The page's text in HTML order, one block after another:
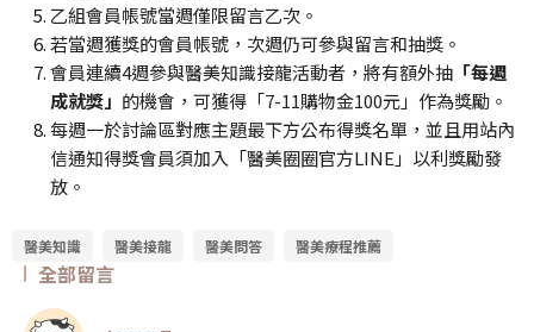
乙組會員帳號當週僅限留言乙次。
若當週獲獎的會員帳號，次週仍可參與留言和抽獎。
會員連續4週參與醫美知識接龍活動者，將有額外抽 「每週
成就獎」 的機會，可獲得「7-11購物金100元」作為獎勵。
每週一於討論區對應主題最下方公布得獎名單，並且用站內
信通知得獎會員須加入「醫美圈圈官方LINE」以利獎勵發
放。
醫美知識 醫美接龍 醫美問答 醫美療程推薦
全部留言